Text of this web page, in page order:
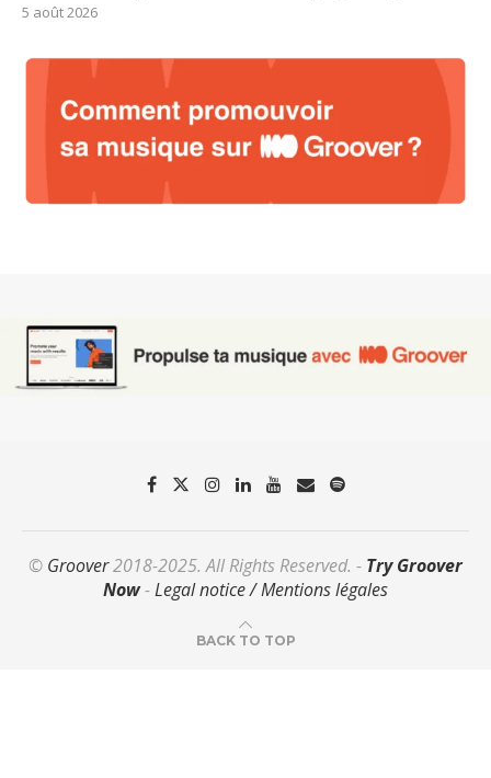
5 août 2026
© Groover2018-2025. All Rights Reserved. - Try Groover
Now-Legal notice / Mentions légales
BACK TO TOP